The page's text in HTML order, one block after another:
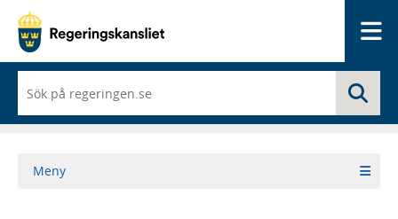
du
börjar
skriva
framträder
Meny